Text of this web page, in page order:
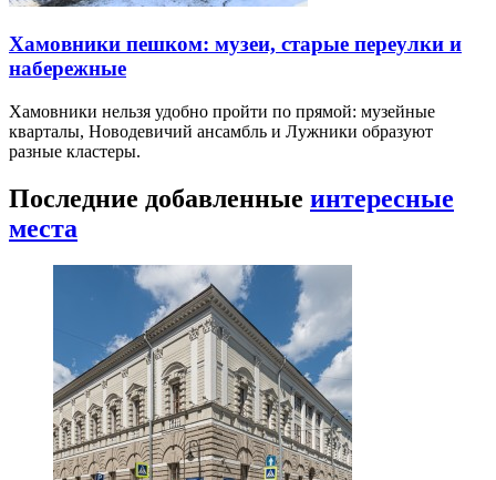
Хамовники пешком: музеи, старые переулки и
набережные
Хамовники нельзя удобно пройти по прямой: музейные
кварталы, Новодевичий ансамбль и Лужники образуют
разные кластеры.
Последние добавленные интересные
места